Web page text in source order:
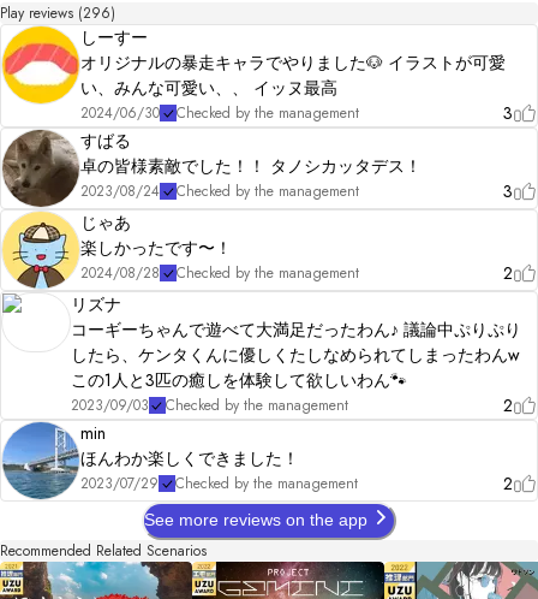
BGM：
こんとどぅふぇ　ポケットサウンド
画像：
ふにゃ猫@hunya_neko　猫茶が沸いた
special thanks:
テストプレイに参加して下さった皆様
Play reviews (296)
しーすー
オリジナルの暴走キャラでやりました🐶 イラストが可愛
い、みんな可愛い、、 イッヌ最高
2024/06/30 Checked by the management
3
すばる
卓の皆様素敵でした！！ タノシカッタデス！
2023/08/24 Checked by the management
3
じゃあ
楽しかったです〜！
2024/08/28 Checked by the management
2
リズナ
コーギーちゃんで遊べて大満足だったわん♪ 議論中ぷりぷり
したら、ケンタくんに優しくたしなめられてしまったわんw
この1人と3匹の癒しを体験して欲しいわん🐾
2023/09/03 Checked by the management
2
min
ほんわか楽しくできました！
2023/07/29 Checked by the management 2
See more reviews on the app
Recommended Related Scenarios